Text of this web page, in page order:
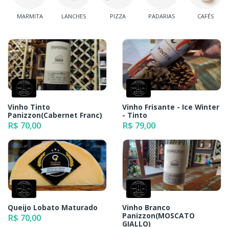
MARMITA LANCHES PIZZA PADARIAS CAFÉS
Vinho Tinto
Panizzon(Cabernet Franc)
R$ 70,00
Vinho Frisante - Ice Winter
- Tinto
R$ 79,00
Queijo Lobato Maturado
R$ 70,00
Vinho Branco
Panizzon(MOSCATO
GIALLO)